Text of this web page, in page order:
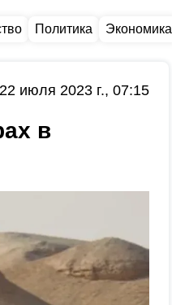
Политика Экономика
22 июля 2023 г., 07:15
в